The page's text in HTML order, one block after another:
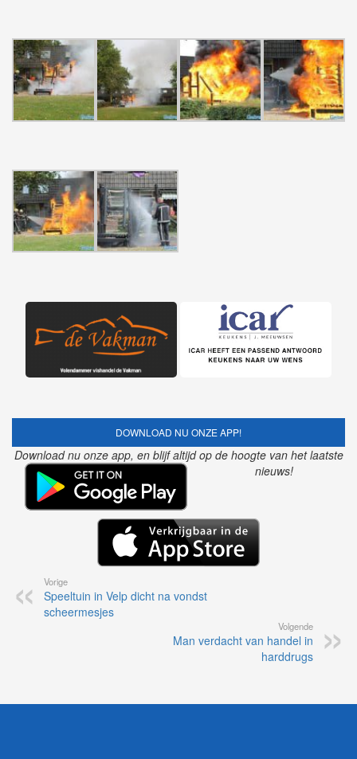
DOWNLOAD NU ONZE APP!
Download nu onze app, en blijf altijd op de hoogte van het laatste
nieuws!
Vorige
Speeltuin in Velp dicht na vondst
scheermesjes
Volgende
Man verdacht van handel in
harddrugs